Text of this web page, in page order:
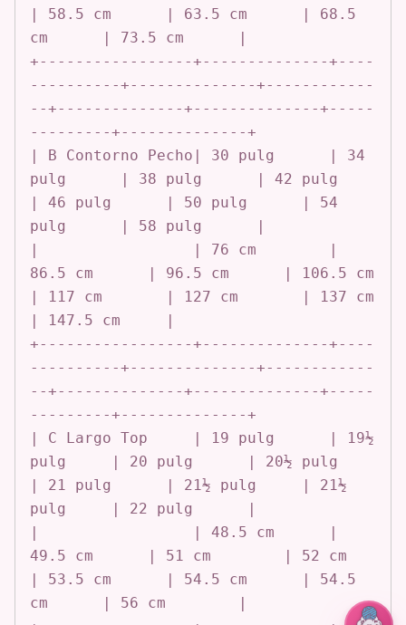
| 58.5 cm      | 63.5 cm      | 68.5
cm      | 73.5 cm      |
+-----------------+--------------+----
----------+--------------+------------
--+--------------+--------------+-----
---------+--------------+
| B Contorno Pecho| 30 pulg      | 34
pulg      | 38 pulg      | 42 pulg
| 46 pulg      | 50 pulg      | 54
pulg      | 58 pulg      |
|                 | 76 cm        |
86.5 cm      | 96.5 cm      | 106.5 cm
| 117 cm       | 127 cm       | 137 cm
| 147.5 cm     |
+-----------------+--------------+----
----------+--------------+------------
--+--------------+--------------+-----
---------+--------------+
| C Largo Top     | 19 pulg      | 19½
pulg     | 20 pulg      | 20½ pulg
| 21 pulg      | 21½ pulg     | 21½
pulg     | 22 pulg      |
|                 | 48.5 cm      |
49.5 cm      | 51 cm        | 52 cm
| 53.5 cm      | 54.5 cm      | 54.5
cm      | 56 cm        |